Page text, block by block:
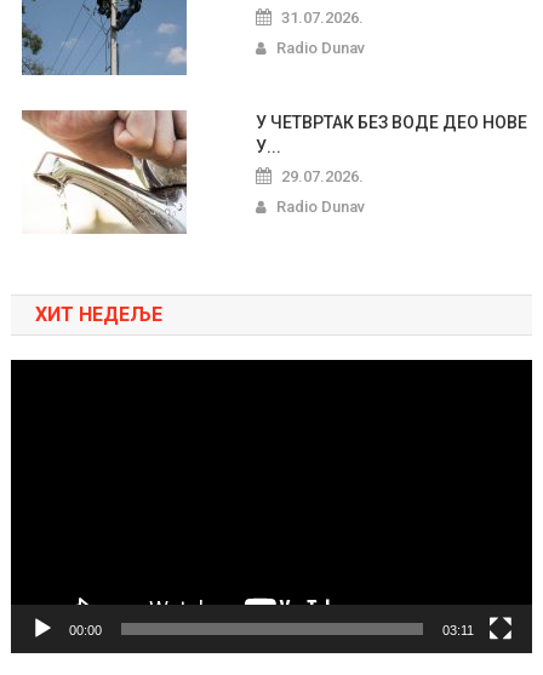
31.07.2026.
Radio Dunav
У ЧЕТВРТАК БЕЗ ВОДЕ ДЕО НОВЕ
У...
29.07.2026.
Radio Dunav
ХИТ НЕДЕЉЕ
00:00 03:11